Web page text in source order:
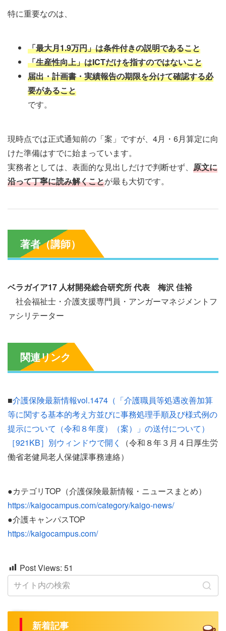
特に重要なのは、
「最大月1.9万円」は条件付きの説明であること
「生産性向上」はICTだけを指すのではないこと
届出・計画書・実績報告の期限を分けて確認する必
要があること
です。
現時点では正式通知前の「案」ですが、4月・6月算定に向
けた準備はすでに始まっています。
実務者としては、表面的な見出しだけで判断せず、 原文に
沿って丁寧に読み解くことが最も大切です。
著者（講師）
ベラガイア17 人材開発総合研究所 代表 梅沢 佳裕
社会福祉士・介護支援専門員・アンガーマネジメントフ
ァシリテーター
関連リンク
■介護保険最新情報vol.1474（「介護職員等処遇改善加算
等に関する基本的考え方並びに事務処理手順及び様式例の
提示について（令和８年度）（案）」の送付について）
［921KB］別ウィンドウで開く
（令和８年３月４日厚生労
働省老健局老人保健課事務連絡）
●カテゴリTOP（介護保険最新情報・ニュースまとめ）
https://kaigocampus.com/category/kaigo-news/
●介護キャンパスTOP
https://kaigocampus.com/
Post Views: 51
新着記事